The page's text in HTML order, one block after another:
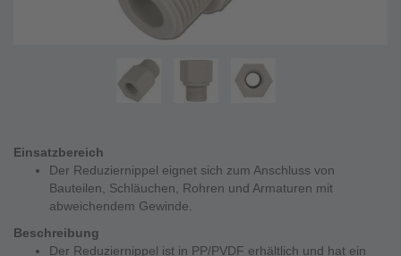
Einsatzbereich
Der Reduziernippel eignet sich zum Anschluss von
Bauteilen, Schläuchen, Rohren und Armaturen mit
abweichendem Gewinde.
Beschreibung
Der Reduziernippel ist in PP/PVDF erhältlich und hat ein